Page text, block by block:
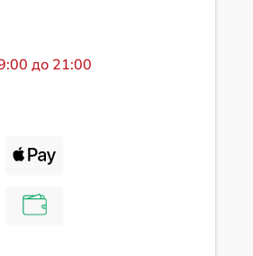
до 21:00